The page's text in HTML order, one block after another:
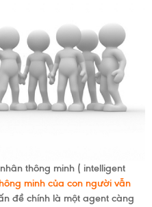
thông minh ( intelligent
minh của con người vẫn
đề chính là một agent càng